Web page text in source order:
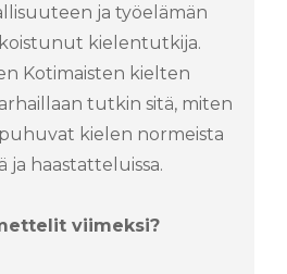
ja työelämän
kielentutkija.
Kotimaisten kielten
tutkin sitä, miten
kielen normeista
ja haastatteluissa.
viimeksi?